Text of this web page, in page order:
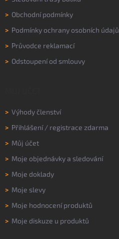
> Obchodní podmínky
> Podmínky ochrany osobních údajů
> Průvodce reklamací
> Odstoupení od smlouvy
> Výhody členství
> Přihlášení/ registrace zdarma
> Můj účet
> Moje objednávky a sledování
> Moje doklady
> Moje slevy
> Moje hodnocení produktů
> Moje diskuze u produktů